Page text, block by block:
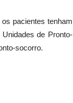
pacientes tenham
de Pronto-
socorro.